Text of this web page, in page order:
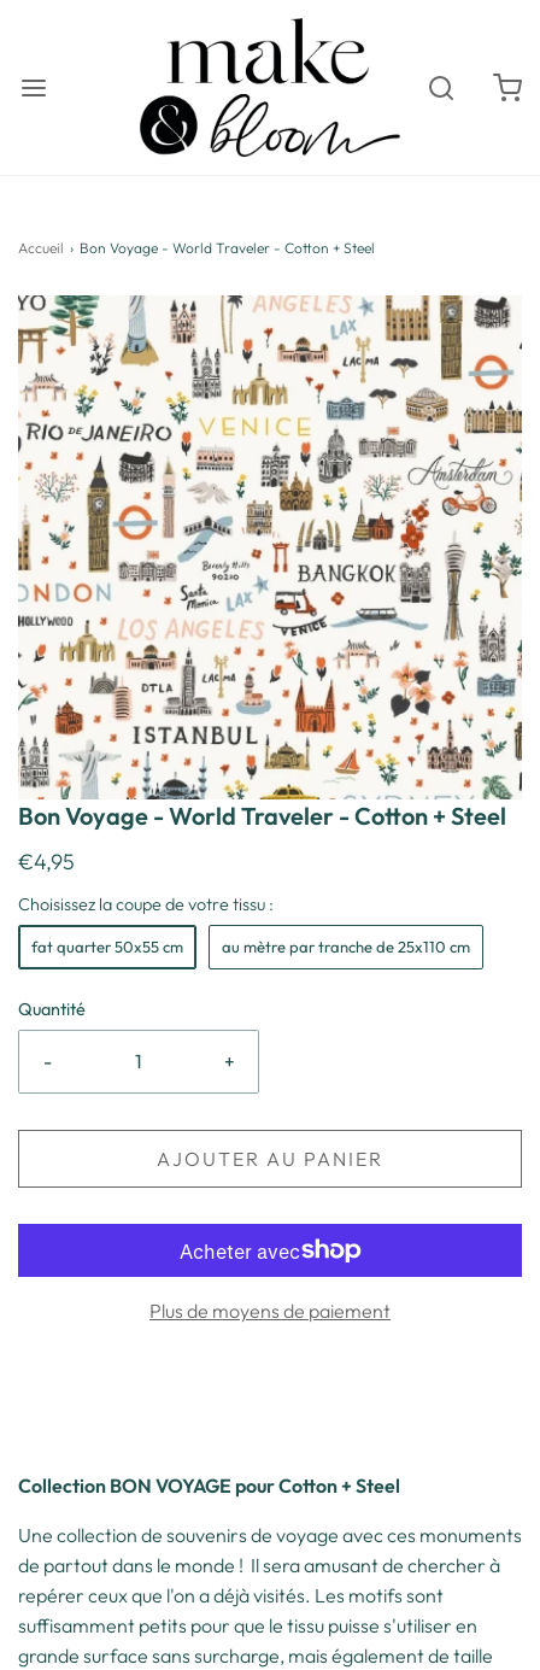
Accueil › Bon Voyage - World Traveler - Cotton + Steel
Bon Voyage - World Traveler - Cotton + Steel
€4,95
Choisissez la coupe de votre tissu :
fat quarter 50x55 cm au mètre par tranche de 25x110 cm
Quantité
- +
AJOUTER AU PANIER
Plus de moyens de paiement
Collection BON VOYAGE pour Cotton + Steel
Une collection de souvenirs de voyage avec ces monuments
de partout dans le monde ! Il sera amusant de chercher à
repérer ceux que l'on a déjà visités. Les motifs sont
suffisamment petits pour que le tissu puisse s'utiliser en
grande surface sans surcharge, mais également de taille